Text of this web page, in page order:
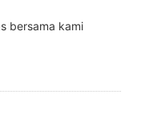
bersama kami